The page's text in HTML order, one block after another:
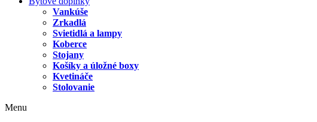
Vankúše
Zrkadlá
Svietidlá a lampy
Koberce
Stojany
Košíky a úložné boxy
Kvetináče
Stolovanie
Menu